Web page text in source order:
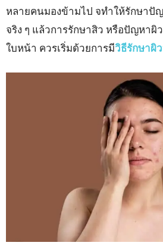
หลายคนมองข้ามไป จทำให้รักษาปั
จริง ๆ แล้วการรักษาสิว หรือปัญหาผิ
ใบหน้า ควรเริ่มด้วยการมีวิธีรักษาผิ